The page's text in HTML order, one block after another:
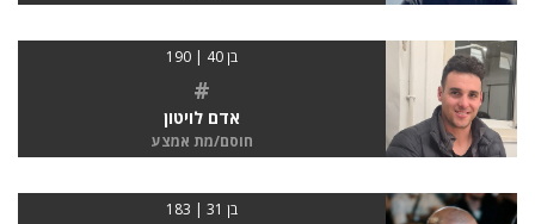
בן 40 | 190
#
אדם לויטון
חוסם/מת אמצע
בן 31 | 183